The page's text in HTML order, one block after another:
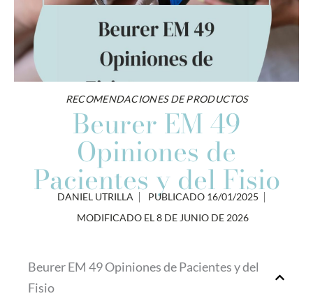
RECOMENDACIONES DE PRODUCTOS
Beurer EM 49
Opiniones de
Pacientes y del Fisio
DANIEL UTRILLA PUBLICADO 16/01/2025
MODIFICADO EL 8 DE JUNIO DE 2026
Beurer EM 49 Opiniones de Pacientes y del
Fisio